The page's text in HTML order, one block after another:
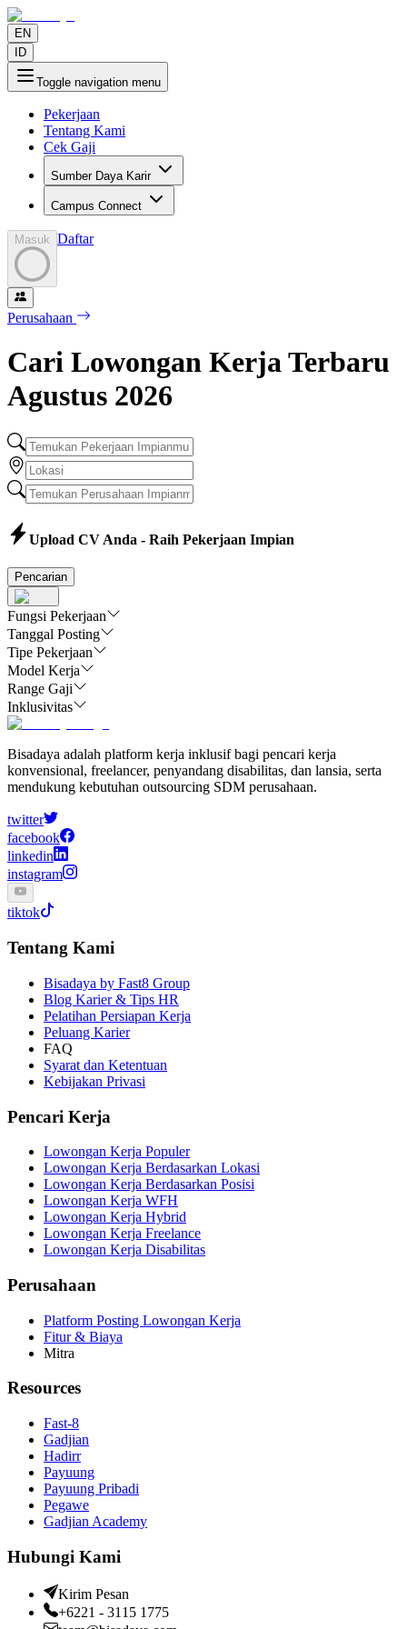
EN
ID
Toggle navigation menu
Pekerjaan
Tentang Kami
Cek Gaji
Sumber Daya Karir
Campus Connect
Masuk Daftar
Perusahaan
Cari Lowongan Kerja Terbaru
Agustus 2026
Upload CV Anda - Raih Pekerjaan Impian
Pencarian
Fungsi Pekerjaan
Tanggal Posting
Tipe Pekerjaan
Model Kerja
Range Gaji
Inklusivitas
Bisadaya adalah platform kerja inklusif bagi pencari kerja
konvensional, freelancer, penyandang disabilitas, dan lansia, serta
mendukung kebutuhan outsourcing SDM perusahaan.
twitter
facebook
linkedin
instagram
tiktok
Tentang Kami
Bisadaya by Fast8 Group
Blog Karier & Tips HR
Pelatihan Persiapan Kerja
Peluang Karier
FAQ
Syarat dan Ketentuan
Kebijakan Privasi
Pencari Kerja
Lowongan Kerja Populer
Lowongan Kerja Berdasarkan Lokasi
Lowongan Kerja Berdasarkan Posisi
Lowongan Kerja WFH
Lowongan Kerja Hybrid
Lowongan Kerja Freelance
Lowongan Kerja Disabilitas
Perusahaan
Platform Posting Lowongan Kerja
Fitur & Biaya
Mitra
Resources
Fast-8
Gadjian
Hadirr
Payuung
Payuung Pribadi
Pegawe
Gadjian Academy
Hubungi Kami
Kirim Pesan
+6221 - 3115 1775